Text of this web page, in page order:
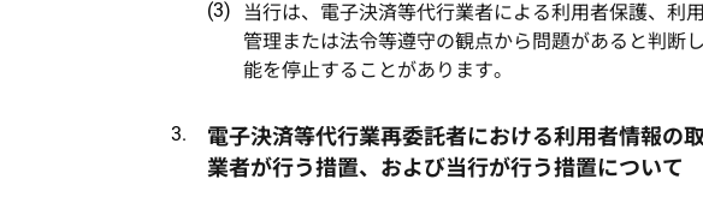
当行は、電子決済等代行業者による利用者保護、利
管理または法令等遵守の観点から問題があると判断
能を停止することがあります。
電子決済等代行業再委託者における利用者情報の
業者が行う措置、および当行が行う措置について